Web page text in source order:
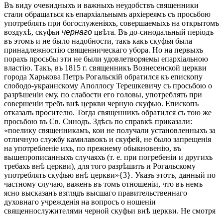
Въ виду очевидныхъ и важныхъ неудобствъ священники
стали обращаться къ епархіальнымъ архіереямъ съ просьбою
употреблять при богослуженіяхъ, совершаемыхъ на открытомъ
воздухѣ, скуфьи чернаго цвѣта. Въ до-синодальный періодъ
въ этомъ и не было надобности, такъ какъ скуфья была
принадлежностію священническаго убора. Но на первыхъ
порахъ просьбы эти не были удовлетворяемы епархіальною
властію. Такъ, въ 1815 г. священникъ Вознесенской церкви
города Харькова Петръ Рогальскій обратился къ епископу
слободо-украинскому Аполлосу Терешкевичу съ просьбою о
разрѣшеніи ему, по слабости его головы, употреблять при
совершеніи требъ внѣ церкви черную скуфью. Епископъ
отказалъ просителю. Тогда священникъ обратился съ тою же
просьбою въ Св. Синодъ. Здѣсь по справкѣ приказали:
«поелику священникамъ, кои не получали установленныхъ за
отличную службу камилавокъ и скуфей, не было запрещенія
на употребленіе ихъ, по прежнему обыкновенію, въ
вышепрописанныхъ случаяхъ (т. е. при погребеніи и другихъ
требахъ внѣ церкви), для того разрѣшить и Рогальскому
употреблять скуфью внѣ церкви»{3}. Указъ этотъ, данный по
частному случаю, важенъ въ томъ отношеніи, что въ немъ
ясно высказанъ взглядъ высшаго правительственнаго
духовнаго учрежденія на вопросъ о ношеніи
священнослужителями черной скуфьи внѣ церкви. Не смотря